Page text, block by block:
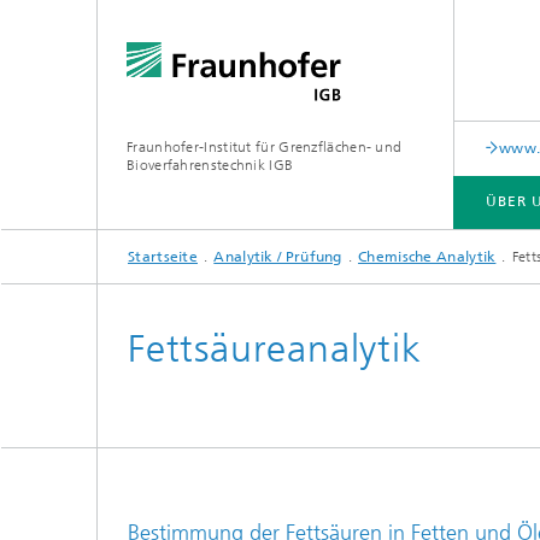
Fraunhofer-Institut für Grenzflächen- und
Bioverfahrenstechnik IGB
ÜBER
ÜBER UNS
ZUSAMMENARBEIT
FORSCHUNG
ANALYTIK / PRÜFUNG
PUBLIKATIONEN
Startseite Analytik / Prüfung Chemische Analytik
Fettsäureanalytik
Bestimmung der Fettsäuren in Fetten und